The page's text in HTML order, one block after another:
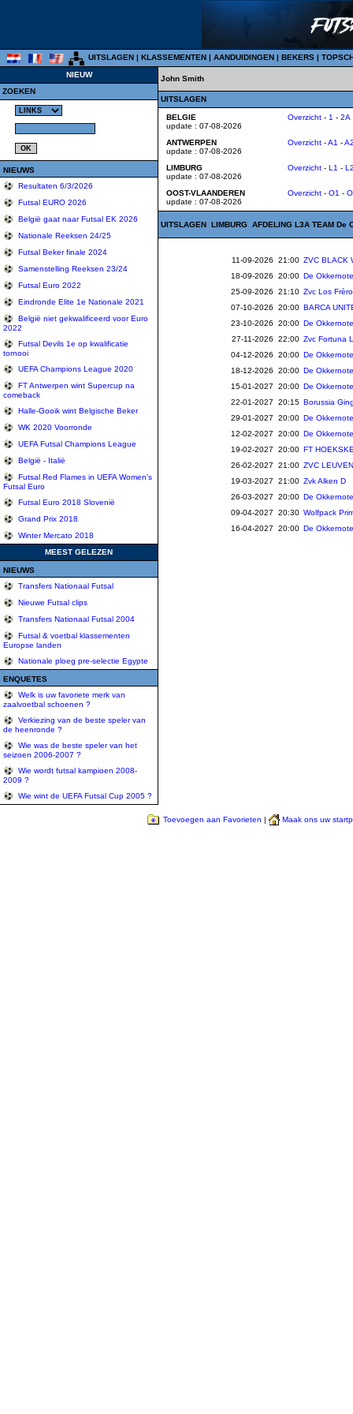
UITSLAGEN | KLASSEMENTEN | AANDUIDINGEN | BEKERS |
NIEUW
ZOEKEN
NIEUWS
Resultaten 6/3/2026
Futsal EURO 2026
België gaat naar Futsal EK 2026
Nationale Reeksen 24/25
Futsal Beker finale 2024
Samenstelling Reeksen 23/24
Futsal Euro 2022
Eindronde Elite 1e Nationale 2021
België niet gekwalificeerd voor Euro
2022
Futsal Devils 1e op kwalificatie
tornooi
UEFA Champions League 2020
FT Antwerpen wint Supercup na
comeback
Halle-Gooik wint Belgische Beker
WK 2020 Voorronde
UEFA Futsal Champions League
België - Italië
Futsal Red Flames in UEFA Women's
Futsal Euro
Futsal Euro 2018 Slovenië
Grand Prix 2018
Winter Mercato 2018
MEEST GELEZEN
NIEUWS
Transfers Nationaal Futsal
Nieuwe Futsal clips
Transfers Nationaal Futsal 2004
Futsal & voetbal klassementen
Europse landen
Nationale ploeg pre-selectie Egypte
ENQUETES
Welk is uw favoriete merk van
zaalvoetbal schoenen ?
Verkiezing van de beste speler van
de heenronde ?
Wie was de beste speler van het
seizoen 2006-2007 ?
Wie wordt futsal kampioen 2008-
2009 ?
Wie wint de UEFA Futsal Cup 2005 ?
John Smith
UITSLAGEN
BELGIE
update : 07-08-2026
Overzicht - 1 - 2A
ANTWERPEN
update : 07-08-2026
Overzicht -A1 -
LIMBURG
update : 07-08-2026
Overzicht - L1 -
OOST-VLAANDEREN
update : 07-08-2026
Overzicht - O1 -
UITSLAGEN LIMBURG AFDELING L3A TEAM De
11-09-2026 21:00 ZVC BLACK
18-09-2026 20:00 De
25-09-2026 21:10 Zvc Los
07-10-2026 20:00 BARCA
23-10-2026 20:00 De
27-11-2026 22:00 Zvc Fortuna
04-12-2026 20:00 De
18-12-2026 20:00 De
15-01-2027 20:00 De
22-01-2027 20:15 Borussia
29-01-2027 20:00 De
12-02-2027 20:00 De
19-02-2027 20:00 FT
26-02-2027 21:00 ZVC
19-03-2027 21:00 Zvk Alken D
26-03-2027 20:00 De
09-04-2027 20:30 Wolfpack
16-04-2027 20:00 De
Toevoegen aan Favorieten | Maak ons uw